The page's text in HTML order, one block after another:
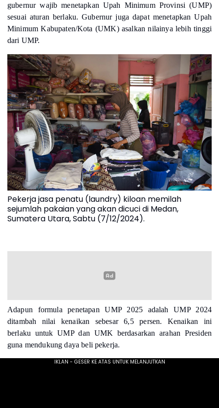
gubernur wajib menetapkan Upah Minimum Provinsi (UMP)
sesuai aturan berlaku. Gubernur juga dapat menetapkan Upah
Minimum Kabupaten/Kota (UMK) asalkan nilainya lebih tinggi
dari UMP.
Pekerja jasa penatu (laundry) kiloan memilah
sejumlah pakaian yang akan dicuci di Medan,
Sumatera Utara, Sabtu (7/12/2024).
Adapun formula penetapan UMP 2025 adalah UMP 2024
ditambah nilai kenaikan sebesar 6,5 persen. Kenaikan ini
berlaku untuk UMP dan UMK berdasarkan arahan Presiden
guna mendukung daya beli pekerja.